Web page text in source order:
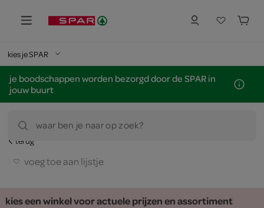
kies je SPAR
je boodschappen worden bezorgd door de SPAR in
jouw buurt
waar ben je naar op zoek?
terug
voeg toe aan lijstje
kies een winkel voor actuele prijzen en assortiment